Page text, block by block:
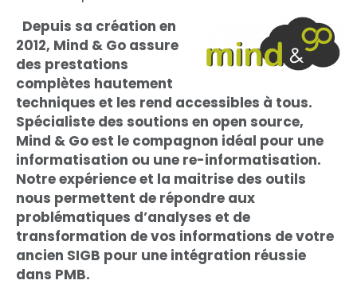
Depuis sa création en
2012, Mind & Go assure
des prestations
complètes hautement
techniques et les rend accessibles à tous.
Spécialiste des soutions en open source,
Mind & Go est le compagnon idéal pour une
informatisation ou une re-informatisation.
Notre expérience et la maitrise des outils
nous permettent de répondre aux
problématiques d’analyses et de
transformation de vos informations de votre
ancien SIGB pour une intégration réussie
dans PMB.